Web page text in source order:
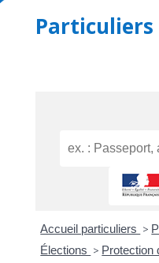
Particuliers
Accueil particuliers >
Élections > Protection